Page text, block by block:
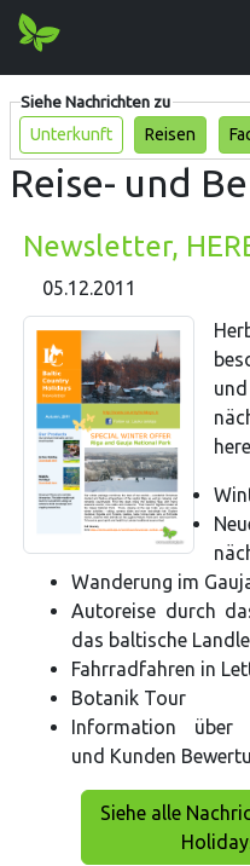
Siehe Nachrichten zu
Unterkunft
Reisen
Reise- und
Newsletter,
05.12.2011
Wanderung im
Autoreise durch
das baltische
Fahrradfahren in
Botanik Tour
Information über
und Kunden
Siehe alle